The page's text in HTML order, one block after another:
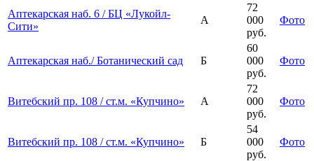
Аптекарская наб. 6 / БЦ «Лукойл-
Сити»
А
72
000
руб.
Фото
Аптекарская наб./ Ботанический сад Б
60
000
руб.
Фото
Витебский пр. 108 / ст.м. «Купчино» А
72
000
руб.
Фото
Витебский пр. 108 / ст.м. «Купчино» Б
54
000
руб.
Фото